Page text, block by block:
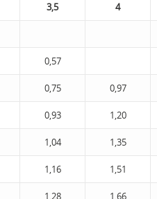
3,5 4
0,57
0,75 0,97
0,93 1,20
1,04 1,35
1,16 1,51
1,28 1,66